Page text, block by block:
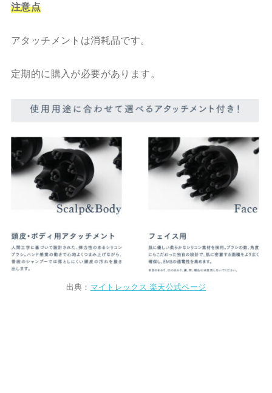
注意点
アタッチメントは消耗品です。
定期的に購入が必要があります。
出典： マイトレックス 楽天公式ページ